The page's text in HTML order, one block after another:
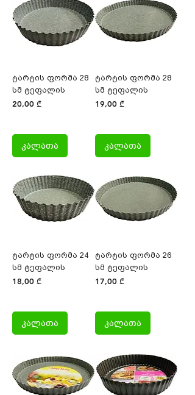
ტარტის ფორმა 28
სმ ტეფალის
Price
20,00 ₾
კალათა
ტარტის ფორმა 28
სმ ტეფალის
Price
19,00 ₾
კალათა
ტარტის ფორმა 24
სმ ტეფალის
Price
18,00 ₾
კალათა
ტარტის ფორმა 26
სმ ტეფალის
Price
17,00 ₾
კალათა